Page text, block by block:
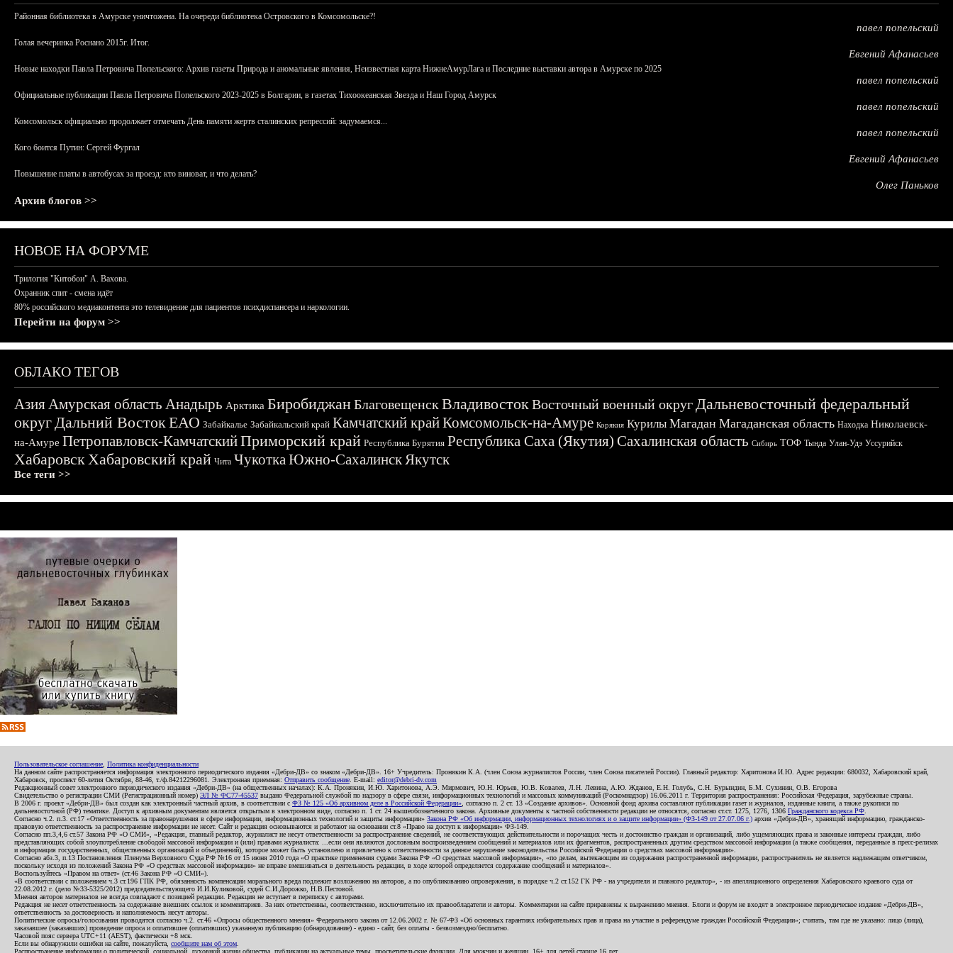
Районная библиотека в Амурске уничтожена. На очереди библиотека Островского в Комсомольске?!
павел попельский
Голая вечеринка Роснано 2015г. Итог.
Евгений Афанасьев
Новые находки Павла Петровича Попельского: Архив газеты Природа и аномальные явления, Неизвестная карта НижнеАмурЛага и Последние выставки автора в Амурске по 2025
павел попельский
Официальные публикации Павла Петровича Попельского 2023-2025 в Болгарии, в газетах Тихоокеанская Звезда и Наш Город Амурск
павел попельский
Комсомольск официально продолжает отмечать День памяти жертв сталинских репрессий: задумаемся...
павел попельский
Кого боится Путин: Сергей Фургал
Евгений Афанасьев
Повышение платы в автобусах за проезд: кто виноват, и что делать?
Олег Паньков
Архив блогов >>
НОВОЕ НА ФОРУМЕ
Трилогия "Китобои" А. Вахова.
Охранник спит - смена идёт
80% российского медиаконтента это телевидение для пациентов психдиспансера и наркологии.
Перейти на форум >>
ОБЛАКО ТЕГОВ
АзияАмурская область Анадырь Арктика БиробиджанБлаговещенскВладивостокВосточный военный округДальневосточный федеральный
округДальний ВостокЕАО Забайкалье Забайкальский край Камчатский крайКомсомольск-на-Амуре Корякия Курилы Магадан Магаданская область Находка Николаевск-
на-Амуре Петропавловск-КамчатскийПриморский край Республика Бурятия Республика Саха (Якутия) Сахалинская область Сибирь ТОФ Тында Улан-Удэ Уссурийск
ХабаровскХабаровский край Чита ЧукоткаЮжно-СахалинскЯкутск
Все теги >>
Пользовательское соглашение Политика конфиденциальности
На данном сайте распространяется информация электронного периодического издания «Дебри-ДВ» со знаком «Дебри-ДВ». 16+ Учредитель: Пронякин К.А. (член Союза журналистов России, член Союза писателей России). Главный редактор: Харитонова И.Ю. Адрес редакции: 680032, Хабаровский край,
Хабаровск, проспект 60-летия Октября, 88-46, т./ф.84212296081. Электронная приемная: Отправить сообщение . E-mail: editor@debri-dv.com
Редакционный совет электронного периодического издания «Дебри-ДВ» (на общественных началах): К.А. Пронякин, И.Ю. Харитонова, А.Э. Мирмович, Ю.Н. Юрьев, Ю.В. Ковалев, Л.Н. Левина, А.Ю. Жданов, Е.Н. Голубь, С.Н. Бурындин, Б.М. Сухинин, О.В. Егорова
Свидетельство о регистрации СМИ (Регистрационный номер) ЭЛ № ФС77-45537 выдано Федеральной службой по надзору в сфере связи, информационных технологий и массовых коммуникаций (Роскомнадзор) 16.06.2011 г. Территория распространения: Российская Федерация, зарубежные страны.
В 2006 г. проект «Дебри-ДВ» был создан как электронный частный архив, в соответствии с ФЗ № 125 «Об архивном деле в Российской Федерации» , согласно п. 2 ст. 13 «Создание архивов». Основной фонд архива составляют публикации газет и журналов, изданные книги, а также рукописи по
дальневосточной (РФ) тематике. Доступ к архивным документам является открытым в электронном виде, согласно п. 1 ст. 24 вышеобозначенного закона. Архивные документы к частной собственности редакции не относятся, согласно ст.ст. 1275, 1276, 1306 Гражданского кодекса РФ
Согласно ч.2. п.3. ст.17 «Ответственность за правонарушения в сфере информации, информационных технологий и защиты информации» Закона РФ «Об информации, информационных технологиях и о защите информации» (ФЗ-149 от 27.07.06 г.) архив «Дебри-ДВ», хранящий информацию, гражданско-
правовую ответственность за распространение информации не несет. Сайт и редакция основываются и работают на основании ст.8 «Право на доступ к информации» ФЗ-149.
Согласно пп.3,4,6 ст.57 Закона РФ «О СМИ», «Редакция, главный редактор, журналист не несут ответственности за распространение сведений, не соответствующих действительности и порочащих честь и достоинство граждан и организаций, либо ущемляющих права и законные интересы граждан, либо
представляющих собой злоупотребление свободой массовой информации и (или) правами журналиста: ...если они являются дословным воспроизведением сообщений и материалов или их фрагментов, распространенных другим средством массовой информации (а также сообщения, переданные в пресс-релизах
и информация государственных, общественных организаций и объединений), которое может быть установлено и привлечено к ответственности за данное нарушение законодательства Российской Федерации о средствах массовой информации».
Согласно абз.3, п.13 Постановления Пленума Верховного Суда РФ №16 от 15 июня 2010 года «О практике применения судами Закона РФ «О средствах массовой информации», «по делам, вытекающим из содержания распространенной информации, распространитель не является надлежащим ответчиком,
поскольку исходя из положений Закона РФ «О средствах массовой информации» не вправе вмешиваться в деятельность редакции, в ходе которой определяется содержание сообщений и материалов».
Воспользуйтесь «Правом на ответ» (ст.46 Закона РФ «О СМИ»).
«В соответствии с положением ч.3 ст.196 ГПК РФ, обязанность компенсации морального вреда подлежит возложению на авторов, а по опубликованию опровержения, в порядке ч.2 ст.152 ГК РФ - на учредителя и главного редактор», - из апелляционного определения Хабаровского краевого суда от
22.08.2012 г. (дело №33-5325/2012) председательствующего И.И.Куликовой, судей С.И.Дорожко, Н.В.Пестовой.
Мнения авторов материалов не всегда совпадают с позицией редакции. Редакция не вступает в переписку с авторами.
Редакция не несет ответственность за содержание внешних ссылок и комментариев. За них ответственны, соответственно, исключительно их правообладатели и авторы. Комментарии на сайте приравнены к выражению мнения. Блоги и форум не входят в электронное периодическое издание «Дебри-ДВ»,
ответственность за достоверность и наполняемость несут авторы.
Политические опросы/голосования проводятся согласно ч.2. ст.46 «Опросы общественного мнения» Федерального закона от 12.06.2002 г. № 67-ФЗ «Об основных гарантиях избирательных прав и права на участие в референдуме граждан Российской Федерации»; считать, там где не указано: лицо (лица),
заказавшее (заказавших) проведение опроса и оплатившее (оплативших) указанную публикацию (обнародование) - едино - сайт, без оплаты - безвозмездно/бесплатно.
Часовой пояс сервера UTC+11 (AEST), фактически +8 мск.
Если вы обнаружили ошибки на сайте, пожалуйста, сообщите нам об этом
Распространение информации о политической, социальной, духовной жизни общества, публикации на актуальные темы, просветительские функции. Для мужчин и женщин. 16+ для детей старше 16 лет.